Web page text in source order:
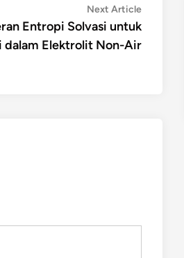
Next ArticleNext
article:
Entropi Solvasi untuk
dalam Elektrolit Non-Air